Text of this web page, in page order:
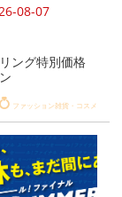
08-07
ング特別価格
ファッション雑貨・コスメ